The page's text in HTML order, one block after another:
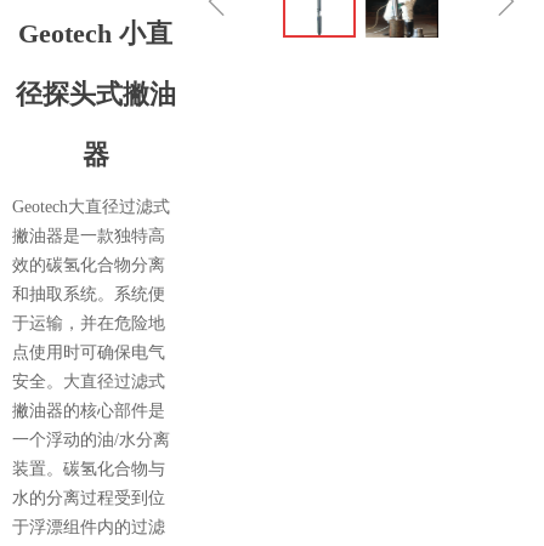
Geotech 小直
径探头式撇油
器
Geotech大直径过滤式
撇油器是一款独特高
效的碳氢化合物分离
和抽取系统。系统便
于运输，并在危险地
点使用时可确保电气
安全。大直径过滤式
撇油器的核心部件是
一个浮动的油/水分离
装置。碳氢化合物与
水的分离过程受到位
于浮漂组件内的过滤